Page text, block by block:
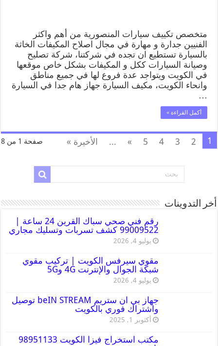
متخصص تكييف سيارات المنصورية من أهم واكثر
الفنيين جدارة و مهارة في مجال اصلاح المكيفات الخاثة
بالسيارة تستطيع ان تجده في شركتنا، شركة تصليح
وصيانة السيارات ككل و المكيفات بشكل خاص موقعها
في الكويت ويتواجد عدة فروع لها في جميع مناطق
وانحاء الكويت، مكيف السيارة جهاز هام جدا في السيارة
…
أكمل القراءة »
صفحة 1 من 8 1
2
3
4
5
»
... الأخيرة »
أخر التدوينات
رقم فني صحي سباك القرين 24 ساعة |
99009522 كشف تسربات وتسليك مجاري
يوليو 4, 2026
مقوي سيرفس الكويت | تركيب مقوي
شبكة الجوال والإنترنت 4G و5G
يوليو 4, 2026
جهاز بي ان ستريم beIN STREAM توصيل
واشتراك فوري بالكويت
أكتوبر 1, 2025
مكتب استخراج فيزا الكويت 98951133